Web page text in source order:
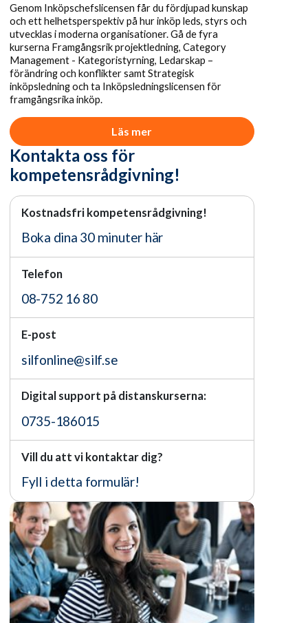
Genom Inköpschefslicensen får du fördjupad kunskap
och ett helhetsperspektiv på hur inköp leds, styrs och
utvecklas i moderna organisationer. Gå de fyra
kurserna Framgångsrik projektledning, Category
Management - Kategoristyrning, Ledarskap –
förändring och konflikter samt Strategisk
inköpsledning och ta Inköpsledningslicensen för
framgångsrika inköp.
Läs mer
Kontakta oss för
kompetensrådgivning!
Kostnadsfri kompetensrådgivning!
Boka dina 30 minuter här
Telefon
08-752 16 80
E-post
silfonline@silf.se
Digital support på distanskurserna:
0735-186015
Vill du att vi kontaktar dig?
Fyll i detta formulär!